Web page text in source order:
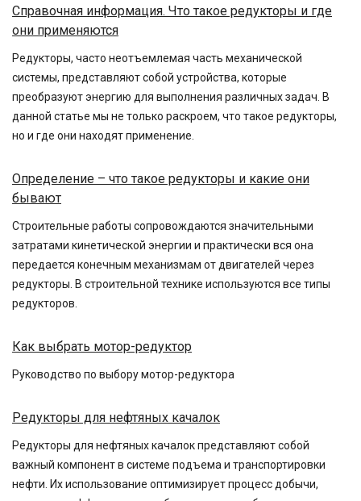
Справочная информация. Что такое редукторы и где
они применяются
Редукторы, часто неотъемлемая часть механической
системы, представляют собой устройства, которые
преобразуют энергию для выполнения различных задач. В
данной статье мы не только раскроем, что такое редукторы,
но и где они находят применение.
Определение – что такое редукторы и какие они
бывают
Строительные работы сопровождаются значительными
затратами кинетической энергии и практически вся она
передается конечным механизмам от двигателей через
редукторы. В строительной технике используются все типы
редукторов.
Как выбрать мотор-редуктор
Руководство по выбору мотор-редуктора
Редукторы для нефтяных качалок
Редукторы для нефтяных качалок представляют собой
важный компонент в системе подъема и транспортировки
нефти. Их использование оптимизирует процесс добычи,